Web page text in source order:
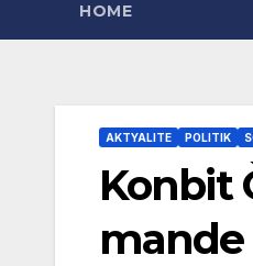
HOME
AKTYALITE POLITIK
Konbit
mande